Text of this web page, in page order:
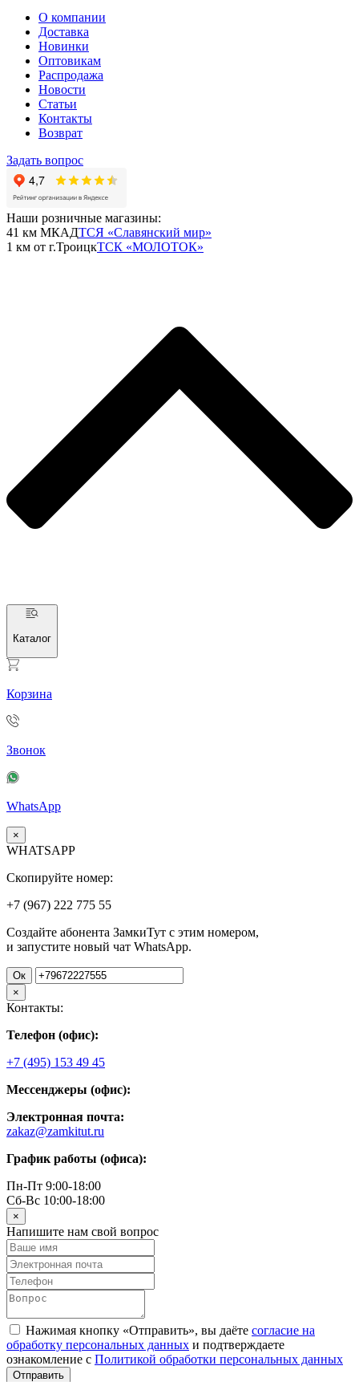
О компании
Доставка
Новинки
Оптовикам
Распродажа
Новости
Статьи
Контакты
Возврат
Задать вопрос
Наши розничные магазины:
41 км МКАДТСЯ «Славянский мир»
1 км от г.ТроицкТСК «МОЛОТОК»
Каталог
Корзина
Звонок
WhatsApp
×
WHATSAPP
Скопируйте номер:
+7 (967) 222 775 55
Создайте абонента ЗамкиТут с этим номером,
и запустите новый чат WhatsApp.
Ок
×
Контакты:
Телефон (офис):
+7 (495) 153 49 45
Мессенджеры (офис):
Электронная почта:
zakaz@zamkitut.ru
График работы (офиса):
Пн-Пт 9:00-18:00
Сб-Вс 10:00-18:00
×
Напишите нам свой вопрос
Нажимая кнопку «Отправить», вы даёте согласие на
обработку персональных данных и подтверждаете
ознакомление с Политикой обработки персональных данных